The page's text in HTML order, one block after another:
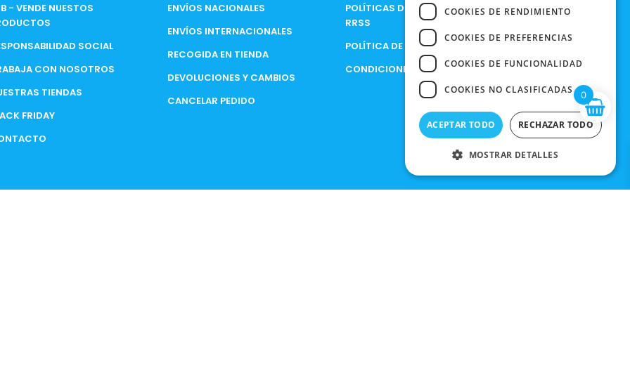
- VENDE NUESTOS
SOCIAL
CON NOSOTROS
TIENDAS
FRIDAY
ENVÍOS NACIONALES
ENVÍOS INTERNACIONALES
RECOGIDA EN TIENDA
DEVOLUCIONES Y CAMBIOS
CANCELAR PEDIDO
POLÍTICAS DE PRIVACIDAD EN
RRSS
POLÍTICA DE PRIVACIDAD
CONDICIONES DE COMPRA
0
COOKIES DE RENDIMIENTO
COOKIES DE PREFERENCIAS
COOKIES DE FUNCIONALIDAD
COOKIES NO CLASIFICADAS
ACEPTAR TODO RECHAZAR TODO
MOSTRAR DETALLES